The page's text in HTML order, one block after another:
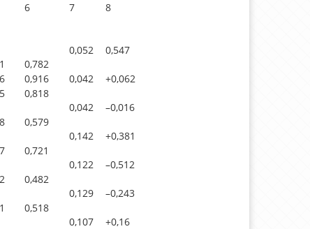
6 7 8
0,782
0,916
0,818
0,579
0,721
0,482
0,518
0,052
0,042
0,042
0,142
0,122
0,129
0,107
0,547
+0,062
–0,016
+0,381
–0,512
–0,243
+0,16